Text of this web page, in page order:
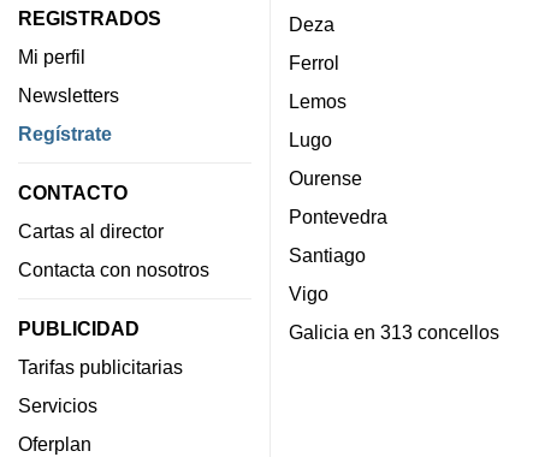
REGISTRADOS
Mi perfil
Newsletters
Regístrate
CONTACTO
Cartas al director
Contacta con nosotros
PUBLICIDAD
Tarifas publicitarias
Servicios
Oferplan
Deza
Ferrol
Lemos
Lugo
Ourense
Pontevedra
Santiago
Vigo
Galicia en 313 concellos